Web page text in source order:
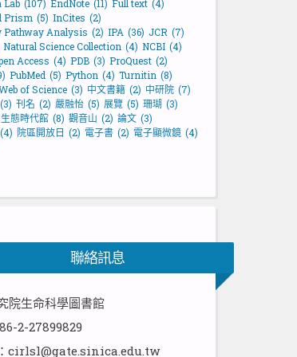
Lab (107) EndNote (11) Full text (4)
Prism (5) InCites (2)
Pathway Analysis (2) IPA (36) JCR (7)
Natural Science Collection (4) NCBI (4)
Access (4) PDB (3) ProQuest (2)
PubMed (5) Python (4) Turnitin (8)
of Science (3) 中文書籍 (2) 中研院 (7)
(3) 刊名 (2) 嚴融怡 (5) 展覽 (5) 珊瑚 (3)
生態時代館 (8) 觀音山 (2) 論文 (3)
(4) 院區開放日 (2) 電子書 (2) 電子顯微鏡 (4)
聯絡訊息
院生命科學圖書館
2-27899829
cirlsl@gate.sinica.edu.tw